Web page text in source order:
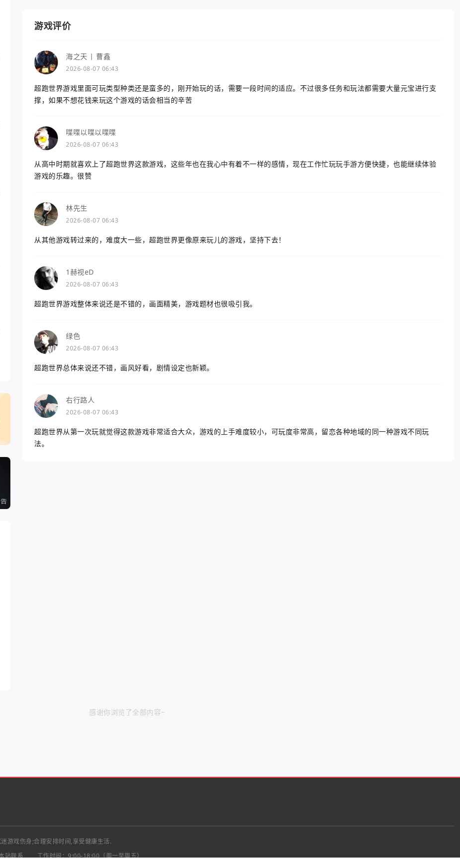
游戏评价
海之天 | 曹鑫
2026-08-07 06:43
超跑世界游戏里面可玩类型种类还是蛮多的，刚开始玩的话，需要一段时间的适应。不过很多任务和玩法都需要大量元宝进行支
撑，如果不想花钱来玩这个游戏的话会相当的辛苦
喋喋以喋以喋喋
2026-08-07 06:43
从高中时期就喜欢上了超跑世界这款游戏，这些年也在我心中有着不一样的感情，现在工作忙玩玩手游方便快捷，也能继续体验
游戏的乐趣。很赞
林先生
2026-08-07 06:43
从其他游戏转过来的，难度大一些，超跑世界更像原来玩儿的游戏，坚持下去！
1赫视eD
2026-08-07 06:43
超跑世界游戏整体来说还是不错的，画面精美，游戏题材也很吸引我。
绿色
2026-08-07 06:43
超跑世界总体来说还不错，画风好看，剧情设定也新颖。
右行路人
2026-08-07 06:43
超跑世界从第一次玩就觉得这款游戏非常适合大众，游戏的上手难度较小，可玩度非常高，留恋各种地域的同一种游戏不同玩
法。
感谢你浏览了全部内容~
游戏伤身;合理安排时间,享受健康生活.
站联系
工作时间：9:00-18:00（周一至周五）